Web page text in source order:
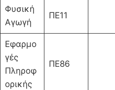
Φυσική
Αγωγή
ΠΕ11
Εφαρμο
γές
Πληροφ
ορικής
ΠΕ86